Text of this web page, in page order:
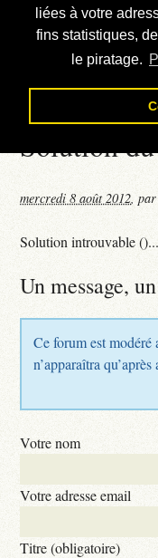
liées à votre
fins statistiques,
le piratage.
Liens externes
Téléchargement
Contact
Solution
mercredi 8 août 2012,
Solution introuvable ()...
Un message,
Ce forum est
n’apparaîtra
Votre nom
Votre adresse email
Titre (obligatoire)